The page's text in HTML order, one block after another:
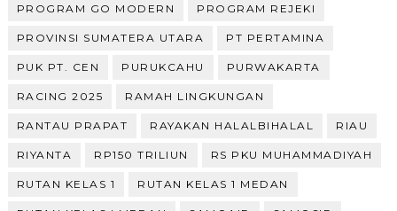
PROGRAM GO MODERN PROGRAM REJEKI
PROVINSI SUMATERA UTARA PT PERTAMINA
PUK PT. CEN PURUKCAHU PURWAKARTA
RACING 2025 RAMAH LINGKUNGAN
RANTAU PRAPAT RAYAKAN HALALBIHALAL RIAU
RIYANTA RP150 TRILIUN RS PKU MUHAMMADIYAH
RUTAN KELAS 1 RUTAN KELAS 1 MEDAN